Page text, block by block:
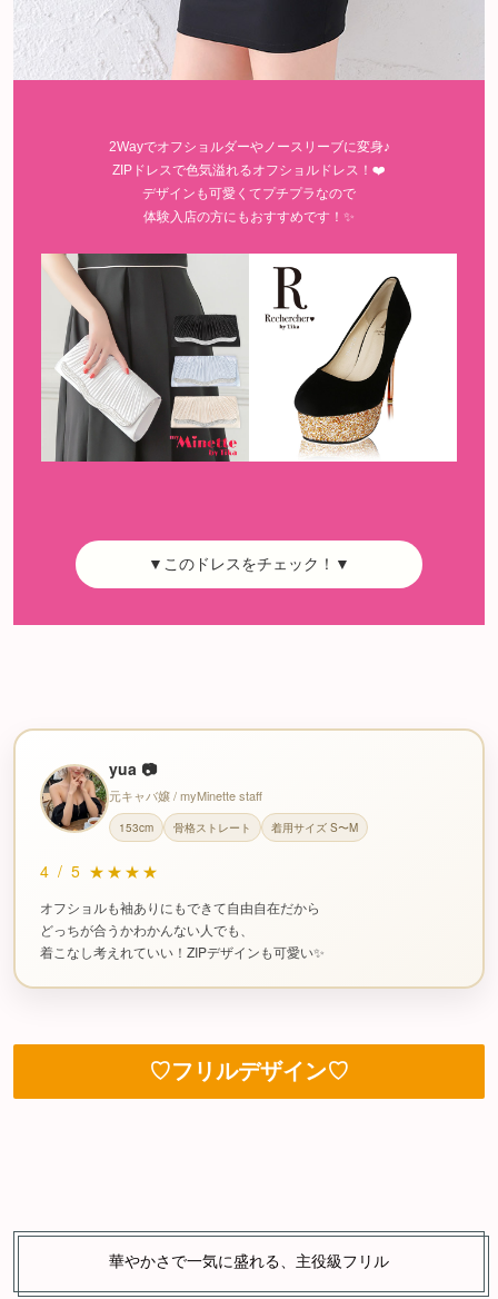
2Wayでオフショルダーやノースリーブに変身♪
ZIPドレスで色気溢れるオフショルドレス！❤️
デザインも可愛くてプチプラなので
体験入店の方にもおすすめです！✨
▼このドレスをチェック！▼
yua 📷
元キャバ嬢 / myMinette staff
153cm 骨格ストレート 着用サイズ S〜M
4 / 5 ★★★★
オフショルも袖ありにもできて自由自在だから
どっちが合うかわかんない人でも、
着こなし考えれていい！ZIPデザインも可愛い✨
♡フリルデザイン♡
華やかさで一気に盛れる、主役級フリル